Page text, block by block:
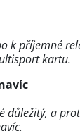
k příjemné
kartu.
důležitý, a